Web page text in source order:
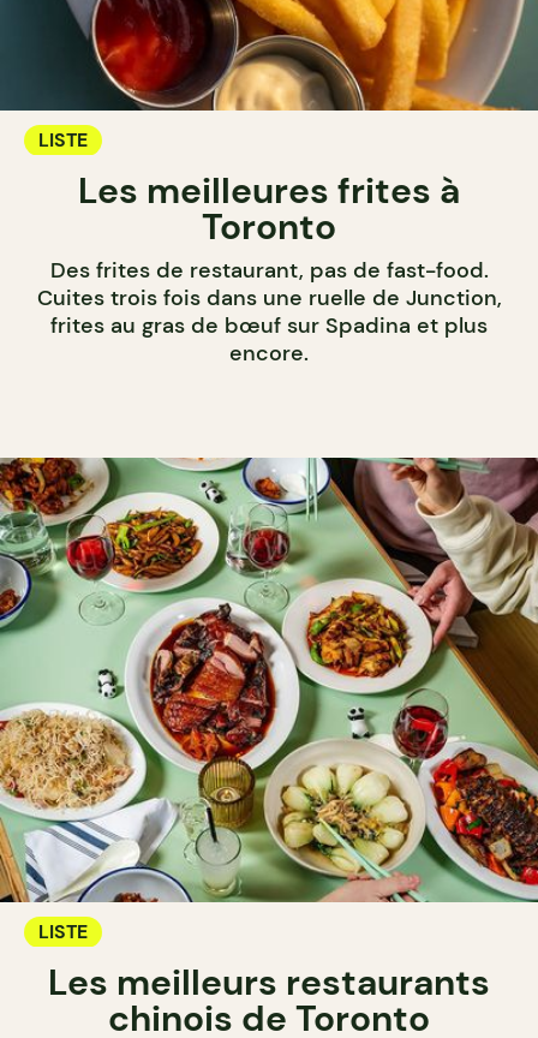
LISTE
Les meilleures frites à
Toronto
Des frites de restaurant, pas de fast-food.
Cuites trois fois dans une ruelle de Junction,
frites au gras de bœuf sur Spadina et plus
encore.
LISTE
Les meilleurs restaurants
chinois de Toronto